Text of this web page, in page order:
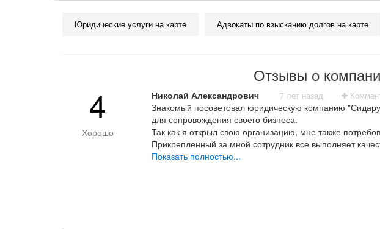
Юридические услуги на карте Адвокаты по взысканию долгов на карте
Отзывы о
4
Хорошо
Николай Александрович 7 лет назад
Знакомый посоветовал юридическую компанию
для сопровождения своего бизнеса.
Так как я открыл свою организацию, мне также
Прикрепленный за мной сотрудник все выполняет
никогда не вызывают вопросов у соответствующих
Показать полностью...